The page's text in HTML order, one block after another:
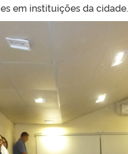
em instituições da cidade.